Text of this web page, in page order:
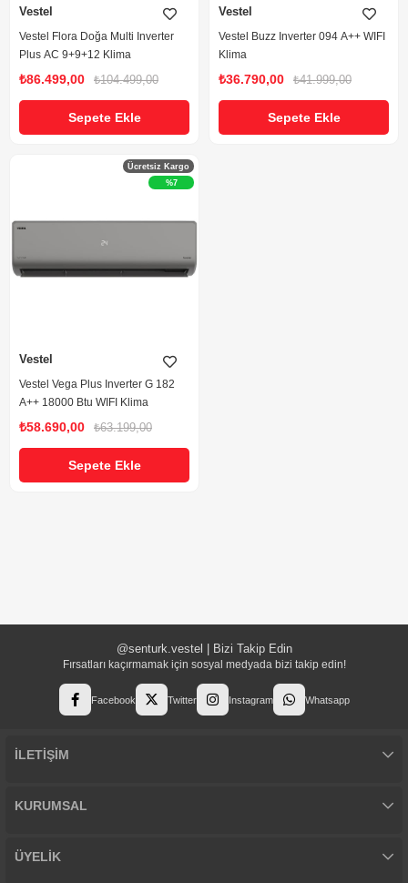
Vestel
Vestel Flora Doğa Multi Inverter
Plus AC 9+9+12 Klima
₺86.499,00 ₺104.499,00
Sepete Ekle
Vestel
Vestel Buzz Inverter 094 A++ WIFI
Klima
₺36.790,00 ₺41.999,00
Sepete Ekle
Vestel
Vestel Vega Plus Inverter G 182
A++ 18000 Btu WIFI Klima
₺58.690,00 ₺63.199,00
Sepete Ekle
Ücretsiz Kargo
%7
@senturk.vestel | Bizi Takip Edin
Fırsatları kaçırmamak için sosyal medyada bizi takip edin!
Facebook Twitter Instagram Whatsapp
İLETİŞİM
KURUMSAL
ÜYELİK